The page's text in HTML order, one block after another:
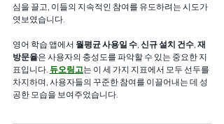
심을 끌고, 이들의 지속적인 참여를 유도하려는 시도가
엿보였습니다.
영어 학습 앱에서 월평균 사용일 수, 신규 설치 건수, 재
방문율은 사용자의 충성도를 파악할 수 있는 중요한 지
표입니다. 듀오링고는 이 세 가지 지표에서 모두 선두를
차지하며, 사용자들의 꾸준한 참여를 이끌어내는 데 성
공한 모습을 보여주었습니다.